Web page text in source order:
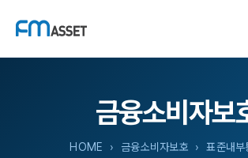
금융소비자보
HOME › 금융소비자보호 › 표준내부